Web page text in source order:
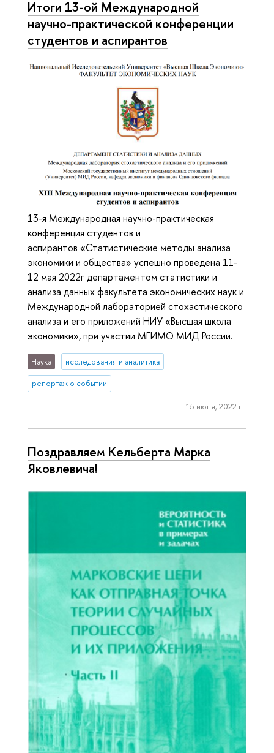
Итоги 13-ой Международной
научно-практической конференции
студентов и аспирантов
13-я Международная научно-практическая
конференция студентов и
аспирантов «Статистические методы анализа
экономики и общества» успешно проведена 11-
12 мая 2022г департаментом статистики и
анализа данных факультета экономических наук и
Международной лабораторией стохастического
анализа и его приложений НИУ «Высшая школа
экономики», при участии МГИМО МИД России.
Наука исследования и аналитика
репортаж о событии
15 июня, 2022 г.
Поздравляем Кельберта Марка
Яковлевича!